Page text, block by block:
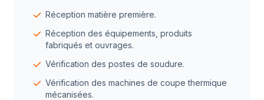
Réception matière première.
Réception des équipements, produits
fabriqués et ouvrages.
Vérification des postes de soudure.
Vérification des machines de coupe thermique
mécanisées.